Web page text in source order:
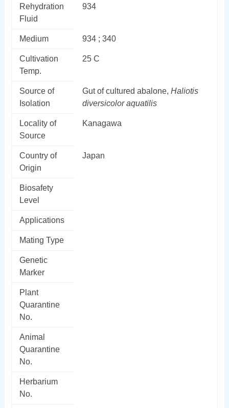
Rehydration
Fluid
934
Medium 934 ; 340
Cultivation
Temp.
25 C
Source of
Isolation
Gut of cultured abalone, Haliotis
diversicolor aquatilis
Locality of
Source
Kanagawa
Country of
Origin
Japan
Biosafety
Level
Applications
Mating Type
Genetic
Marker
Plant
Quarantine
No.
Animal
Quarantine
No.
Herbarium
No.